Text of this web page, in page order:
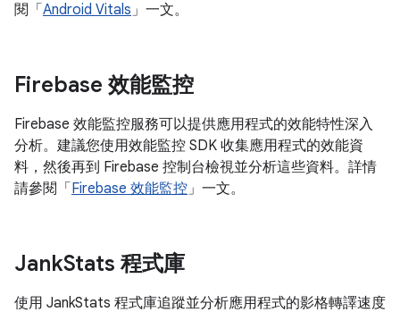
閱「 Android Vitals」一文。
Firebase 效能監控
Firebase 效能監控服務可以提供應用程式的效能特性深入
分析。建議您使用效能監控 SDK 收集應用程式的效能資
料，然後再到 Firebase 控制台檢視並分析這些資料。詳情
請參閱「 Firebase 效能監控」一文。
JankStats 程式庫
使用 JankStats 程式庫追蹤並分析應用程式的影格轉譯速度